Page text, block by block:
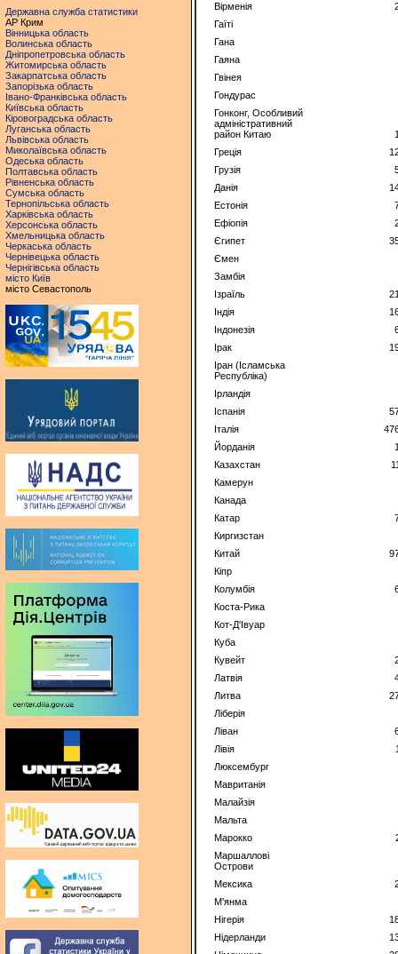
Державна служба статистики
АР Крим
Вінницька область
Волинська область
Дніпропетровська область
Житомирська область
Закарпатська область
Запорізька область
Івано-Франківська область
Київська область
Кіровоградська область
Луганська область
Львівська область
Миколаївська область
Одеська область
Полтавська область
Рівненська область
Сумська область
Тернопільська область
Харківська область
Херсонська область
Хмельницька область
Черкаська область
Чернівецька область
Чернігівська область
місто Київ
місто Севастополь
Вірменія
Гаїті
Гана
Гаяна
Гвінея
Гондурас
Гонконг, Особливий
адміністративний
район Китаю
Греція
Грузія
Данія
Естонія
Ефіопія
Єгипет
Ємен
Замбія
Ізраїль
Індія
Індонезія
Ірак
Іран (Ісламська
Республіка)
Ірландія
Іспанія
Італія
Йорданія
Казахстан
Камерун
Канада
Катар
Киргизстан
Китай
Кіпр
Колумбія
Коста-Рика
Кот-Д'Івуар
Куба
Кувейт
Латвія
Литва
Ліберія
Ліван
Лівія
Люксембург
Мавританія
Малайзія
Мальта
Марокко
Маршаллові
Острови
Мексика
М'янма
Нігерія
Нідерланди